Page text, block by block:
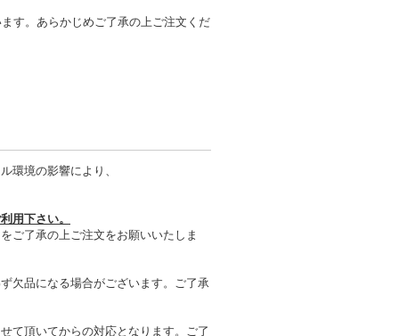
す。あらかじめご了承の上ご注文くだ
環境の影響により、
用下さい。
ご了承の上ご注文をお願いいたしま
欠品になる場合がございます。ご了承
て頂いてからの対応となります。ご了